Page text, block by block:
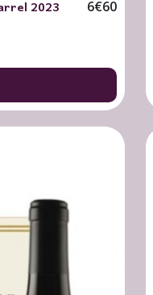
2023 6€60